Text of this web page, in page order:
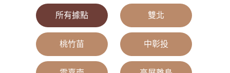
所有據點 雙北
桃竹苗 中彰投